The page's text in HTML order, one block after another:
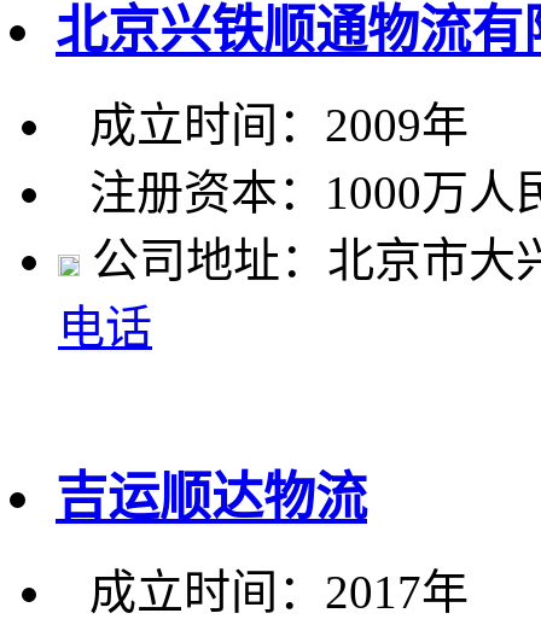
北京兴铁顺通物流有
成立时间：2009年
注册资本：1000万人
公司地址：北京市大
电话
吉运顺达物流
成立时间：2017年